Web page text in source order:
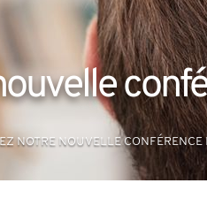
NOTRE NOUVELLE